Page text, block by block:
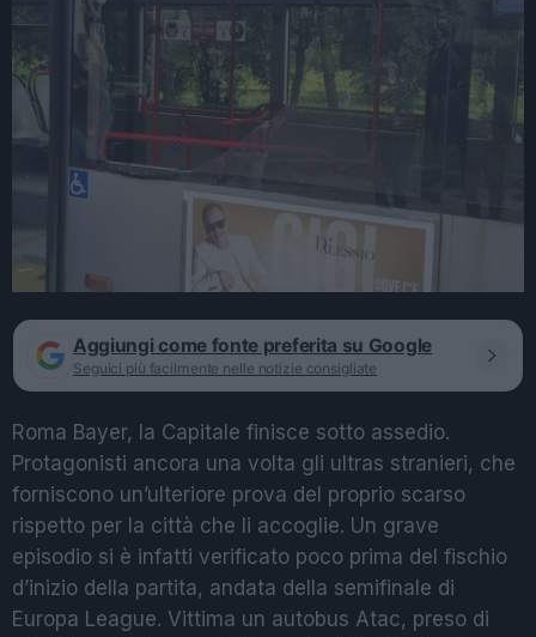
Aggiungi come fonte preferita su Google
Seguici più facilmente nelle notizie consigliate
Roma Bayer, la Capitale finisce sotto assedio.
Protagonisti ancora una volta gli ultras stranieri, che
forniscono un’ulteriore prova del proprio scarso
rispetto per la città che li accoglie. Un grave
episodio si è infatti verificato poco prima del fischio
d’inizio della partita, andata della semifinale di
Europa League. Vittima un autobus Atac, preso di